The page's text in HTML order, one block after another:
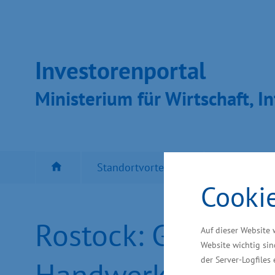
Auf dieser
Website wichtig
der Server-Logfiles
Inves­toren­por­tal
Ministeri­um für Wirt­schaft,
Standortvorteil MV
Rostock: